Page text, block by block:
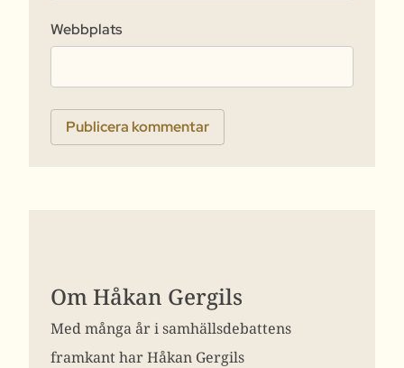
Webbplats
Om Håkan Gergils
Med många år i samhällsdebattens
framkant har Håkan Gergils